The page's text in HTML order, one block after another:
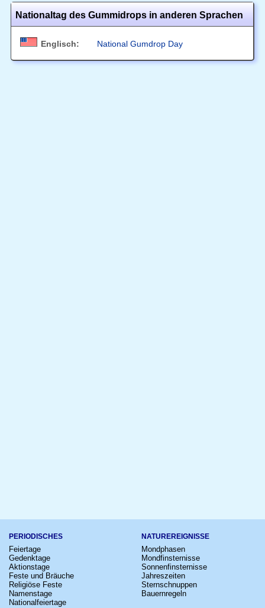
Nationaltag des Gummidrops in anderen Sprachen
Englisch: National Gumdrop Day
PERIODISCHES
Feiertage
Gedenktage
Aktionstage
Feste und Bräuche
Religiöse Feste
Namenstage
Nationalfeiertage
NATUREREIGNISSE
Mondphasen
Mondfinsternisse
Sonnenfinsternisse
Jahreszeiten
Sternschnuppen
Bauernregeln